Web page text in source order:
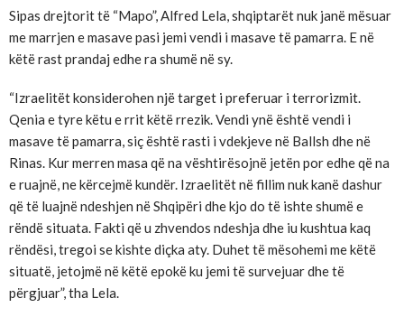
Sipas drejtorit të “Mapo”, Alfred Lela, shqiptarët nuk janë mësuar
me marrjen e masave pasi jemi vendi i masave të pamarra. E në
këtë rast prandaj edhe ra shumë në sy.
“Izraelitët konsiderohen një target i preferuar i terrorizmit.
Qenia e tyre këtu e rrit këtë rrezik. Vendi ynë është vendi i
masave të pamarra, siç është rasti i vdekjeve në Ballsh dhe në
Rinas. Kur merren masa që na vështirësojnë jetën por edhe që na
e ruajnë, ne kërcejmë kundër. Izraelitët në fillim nuk kanë dashur
që të luajnë ndeshjen në Shqipëri dhe kjo do të ishte shumë e
rëndë situata. Fakti që u zhvendos ndeshja dhe iu kushtua kaq
rëndësi, tregoi se kishte diçka aty. Duhet të mësohemi me këtë
situatë, jetojmë në këtë epokë ku jemi të survejuar dhe të
përgjuar”, tha Lela.